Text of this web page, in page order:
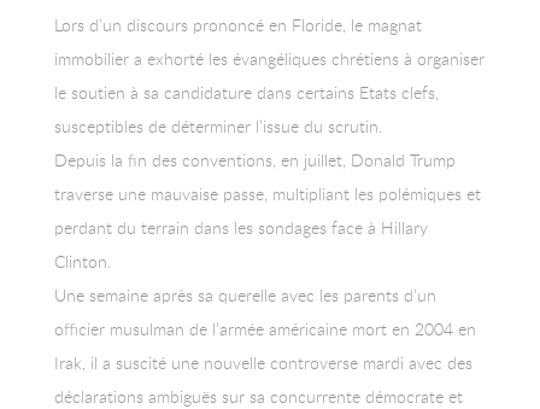
Lors d’un discours prononcé en Floride, le magnat
immobilier a exhorté les évangéliques chrétiens à organiser
le soutien à sa candidature dans certains Etats clefs,
susceptibles de déterminer l’issue du scrutin.
Depuis la fin des conventions, en juillet, Donald Trump
traverse une mauvaise passe, multipliant les polémiques et
perdant du terrain dans les sondages face à Hillary
Clinton.
Une semaine après sa querelle avec les parents d’un
officier musulman de l’armée américaine mort en 2004 en
Irak, il a suscité une nouvelle controverse mardi avec des
déclarations ambiguës sur sa concurrente démocrate et